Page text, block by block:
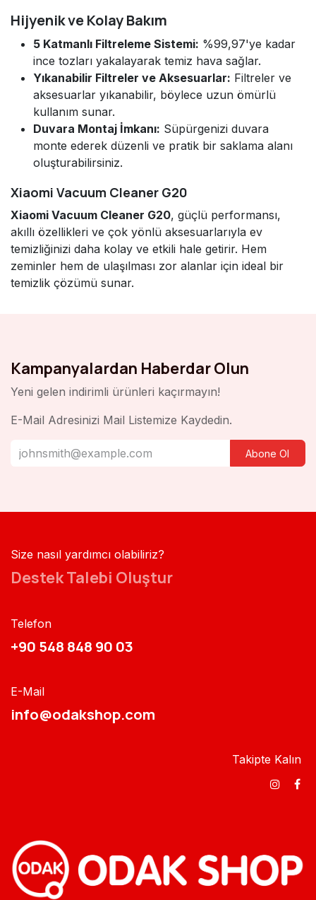
Hijyenik ve Kolay Bakım
5 Katmanlı Filtreleme Sistemi: %99,97'ye kadar
ince tozları yakalayarak temiz hava sağlar.
Yıkanabilir Filtreler ve Aksesuarlar: Filtreler ve
aksesuarlar yıkanabilir, böylece uzun ömürlü
kullanım sunar.
Duvara Montaj İmkanı: Süpürgenizi duvara
monte ederek düzenli ve pratik bir saklama alanı
oluşturabilirsiniz.
Xiaomi Vacuum Cleaner G20
Xiaomi Vacuum Cleaner G20, güçlü performansı,
akıllı özellikleri ve çok yönlü aksesuarlarıyla ev
temizliğinizi daha kolay ve etkili hale getirir. Hem
zeminler hem de ulaşılması zor alanlar için ideal bir
temizlik çözümü sunar.
Kampanyalardan Haberdar Olun
Yeni gelen indirimli ürünleri kaçırmayın!
E-Mail Adresinizi Mail Listemize Kaydedin.
Abone Ol
Size nasıl yardımcı olabiliriz?
Destek Talebi Oluştur
Telefon
+90 548 848 90 03​​
E-Mail
info@odakshop.com​
Takipte Kalın